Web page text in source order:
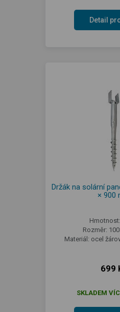
Detail
Držák na solární
× 900
Rozměr:
Materiál: ocel
699
SKLADEM